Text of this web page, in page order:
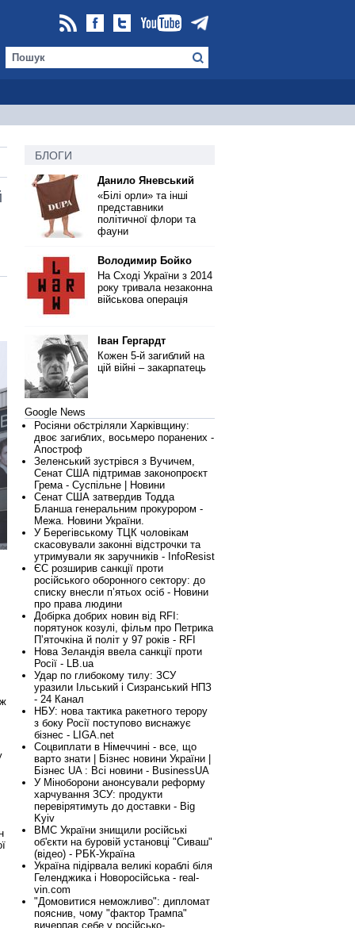
БЛОГИ
Данило Яневський
«Білі орли» та інші
представники
політичної флори та
фауни
Володимир Бойко
На Сході України з 2014
року тривала незаконна
військова операція
Іван Гергардт
Кожен 5-й загиблий на
цій війні – закарпатець
Google News
Росіяни обстріляли Харківщину:
двоє загиблих, восьмеро поранених -
Апостроф
Зеленський зустрівся з Вучичем,
Сенат США підтримав законопроєкт
Грема - Суспільне | Новини
Сенат США затвердив Тодда
Бланша генеральним прокурором -
Межа. Новини України.
У Берегівському ТЦК чоловікам
скасовували законні відстрочки та
утримували як заручників - InfoResist
ЄС розширив санкції проти
російського оборонного сектору: до
списку внесли п’ятьох осіб - Новини
про права людини
Добірка добрих новин від RFI:
порятунок козулі, фільм про Петрика
Пʼяточкіна й політ у 97 років - RFI
Нова Зеландія ввела санкції проти
Росії - LB.ua
Удар по глибокому тилу: ЗСУ
уразили Ільський і Сизранський НПЗ
- 24 Канал
НБУ: нова тактика ракетного терору
з боку Росії поступово виснажує
бізнес - LIGA.net
Соцвиплати в Німеччині - все, що
варто знати | Бізнес новини України |
Бізнес UA : Всі новини - BusinessUA
У Міноборони анонсували реформу
харчування ЗСУ: продукти
перевірятимуть до доставки - Big
Kyiv
ВМС України знищили російські
об'єкти на буровій установці "Сиваш"
(відео) - РБК-Україна
Україна підірвала великі кораблі біля
Геленджика і Новоросійська - real-
vin.com
"Домовитися неможливо": дипломат
пояснив, чому "фактор Трампа"
вичерпав себе у російсько-